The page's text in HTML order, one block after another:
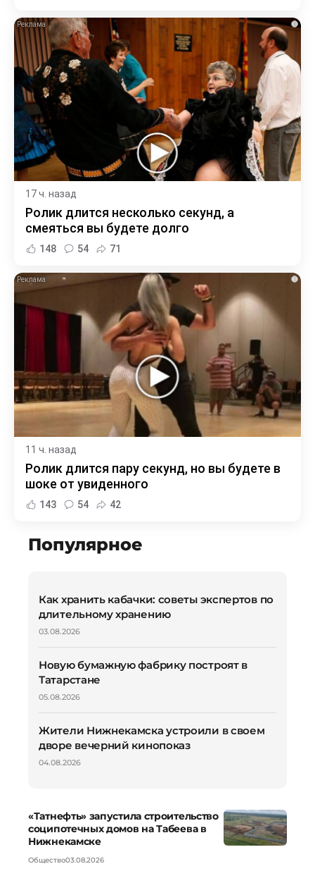
i
17 ч. назад
Ролик длится несколько секунд, а
смеяться вы будете долго
148 54 71
i
11 ч. назад
Ролик длится пару секунд, но вы будете в
шоке от увиденного
143 54 42
Популярное
Как хранить кабачки: советы экспертов по
длительному хранению
03.08.2026
Новую бумажную фабрику построят в
Татарстане
05.08.2026
Жители Нижнекамска устроили в своем
дворе вечерний кинопоказ
04.08.2026
«Татнефть» запустила строительство
соципотечных домов на Табеева в
Нижнекамске
Общество03.08.2026